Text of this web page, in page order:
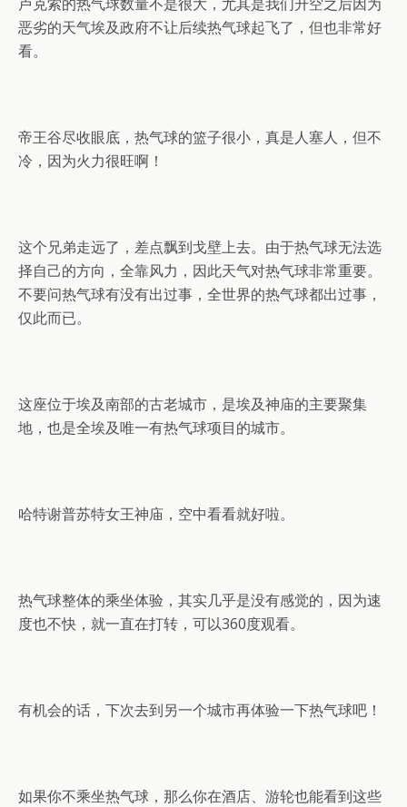
恶劣的天气埃及政府不让后续热气球起飞了，但也非常好
看。
帝王谷尽收眼底，热气球的篮子很小，真是人塞人，但不
冷，因为火力很旺啊！
这个兄弟走远了，差点飘到戈壁上去。由于热气球无法选
择自己的方向，全靠风力，因此天气对热气球非常重要。
不要问热气球有没有出过事，全世界的热气球都出过事，
仅此而已。
这座位于埃及南部的古老城市，是埃及神庙的主要聚集
地，也是全埃及唯一有热气球项目的城市。
哈特谢普苏特女王神庙，空中看看就好啦。
热气球整体的乘坐体验，其实几乎是没有感觉的，因为速
度也不快，就一直在打转，可以360度观看。
有机会的话，下次去到另一个城市再体验一下热气球吧！
如果你不乘坐热气球，那么你在酒店、游轮也能看到这些